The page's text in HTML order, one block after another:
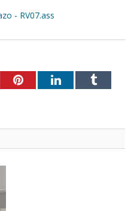
- RV07.ass
PinterestLinkedInTumblr